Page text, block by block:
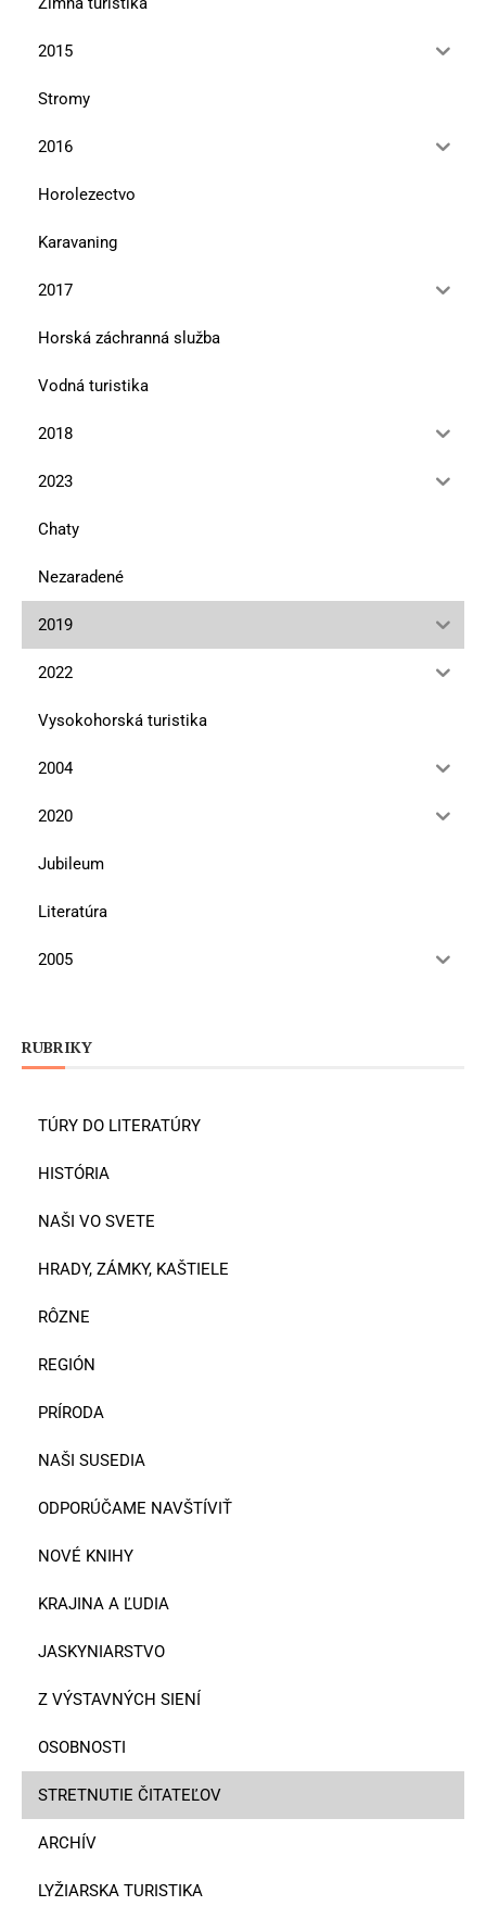
2015
Stromy
2016
Horolezectvo
Karavaning
2017
Horská záchranná služba
Vodná turistika
2018
2023
Chaty
Nezaradené
2019
2022
Vysokohorská turistika
2004
2020
Jubileum
Literatúra
2005
RUBRIKY
TÚRY DO LITERATÚRY
HISTÓRIA
NAŠI VO SVETE
HRADY, ZÁMKY, KAŠTIELE
RÔZNE
REGIÓN
PRÍRODA
NAŠI SUSEDIA
ODPORÚČAME NAVŠTÍVIŤ
NOVÉ KNIHY
KRAJINA A ĽUDIA
JASKYNIARSTVO
Z VÝSTAVNÝCH SIENÍ
OSOBNOSTI
STRETNUTIE ČITATEĽOV
ARCHÍV
LYŽIARSKA TURISTIKA